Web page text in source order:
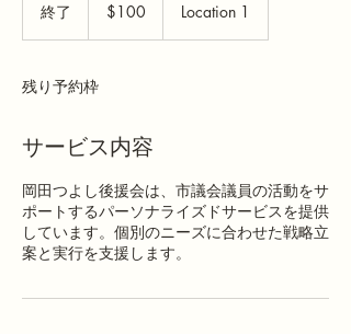
終了 $100 Location 1
残り予約枠
サービス内容
岡田つよし後援会は、市議会議員の活動をサ
ポートするパーソナライズドサービスを提供
しています。個別のニーズに合わせた戦略立
案と実行を支援します。